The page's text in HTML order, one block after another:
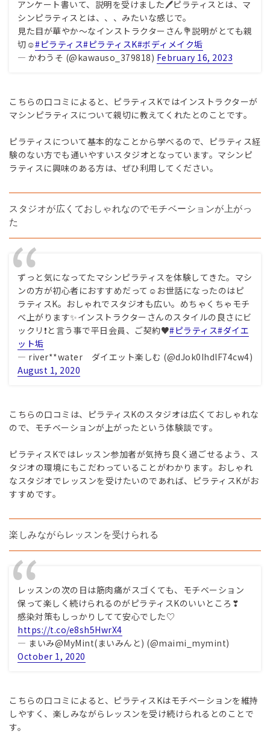
アンケート書いて、説明を受けました🖊ピラティスとは、マ
シンピラティスとは、、、みたいな感じで。
見た目が華やか〜なインストラクターさん💐説明がとても親
切☺️#ピラティス#ピラティスK#ボディメイク垢
— かわうそ (@kawauso_379818) February 16, 2023
こちらの口コミによると、ピラティスKではインストラクターが
マシンピラティスについて親切に教えてくれたとのことです。
ピラティスについて基本的なことから学べるので、ピラティス経
験のない方でも通いやすいスタジオとなっています。マシンピ
ラティスに興味のある方は、ぜひ利用してください。
スタジオが広くておしゃれなのでモチベーションが上がっ
た
ずっと気になってたマシンピラティスを体験してきた。マシ
ンの方が初心者におすすめだって☺お世話になったのはピ
ラティスK。おしゃれでスタジオも広い。めちゃくちゃモチ
べ上がります✨インストラクターさんのスタイルの良さにビ
ックリ❗と言う事で平日会員、ご契約♥️#ピラティス#ダイエ
ット垢
— river**water ダイエット楽しむ (@dJok0IhdlF74cw4)
August 1, 2020
こちらの口コミは、ピラティスKのスタジオは広くておしゃれな
ので、モチベーションが上がったという体験談です。
ピラティスKではレッスン参加者が気持ち良く過ごせるよう、ス
タジオの環境にもこだわっていることがわかります。おしゃれ
なスタジオでレッスンを受けたいのであれば、ピラティスKがお
すすめです。
楽しみながらレッスンを受けられる
レッスンの次の日は筋肉痛がスゴくても、モチベーション
保って楽しく続けられるのがピラティスKのいいところ❣
感染対策もしっかりしてて安心でした♡
https://t.co/e8sh5HwrX4
— まいみ@MyMint(まいみんと) (@maimi_mymint)
October 1, 2020
こちらの口コミによると、ピラティスKはモチベーションを維持
しやすく、楽しみながらレッスンを受け続けられるとのことで
す。